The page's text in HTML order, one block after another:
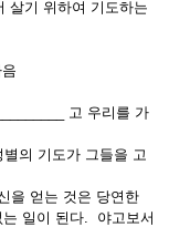
살기 위하여 기도하는
고 우리를 가
의 기도가 그들을 고
을 얻는 것은 당연한
일이 된다. 야고보서